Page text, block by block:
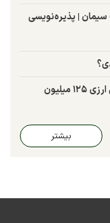
| پذیره‌نویسی
ساخت داخل ۹ همتی در مس؛ صرفه‌جویی ارزی ۱۲۵ میلیون
بیشتر